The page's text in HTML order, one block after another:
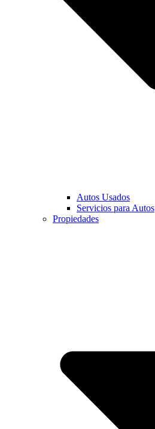
Autos Usados
Servicios para Autos
Propiedades